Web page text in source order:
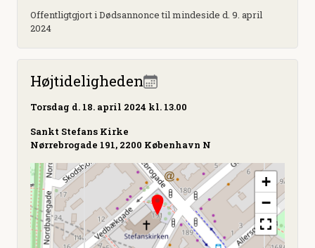
Offentligtgjort i Dødsannonce til mindeside d. 9. april
2024
Højtideligheden
Torsdag d. 18. april 2024 kl. 13.00
Sankt Stefans Kirke
Nørrebrogade 191, 2200 København N
+
−